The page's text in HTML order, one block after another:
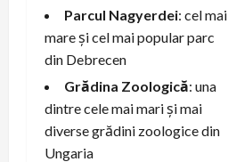
Parcul Nagyerdei: cel mai
mare și cel mai popular parc
din Debrecen
Grădina Zoologică: una
dintre cele mai mari și mai
diverse grădini zoologice din
Ungaria